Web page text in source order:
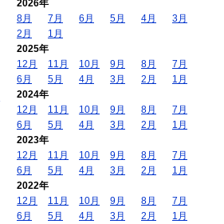
2026年
8月
7月 6月 5月 4月
3月
2月
1月
2025年
12月
11月 10月 9月 8月
7月
6月
5月 4月 3月 2月
1月
2024年
12月
11月 10月 9月 8月
7月
6月
5月 4月 3月 2月
1月
2023年
12月
11月 10月 9月 8月
7月
6月
5月 4月 3月 2月
1月
2022年
12月
11月 10月 9月 8月
7月
6月
5月 4月 3月 2月
1月